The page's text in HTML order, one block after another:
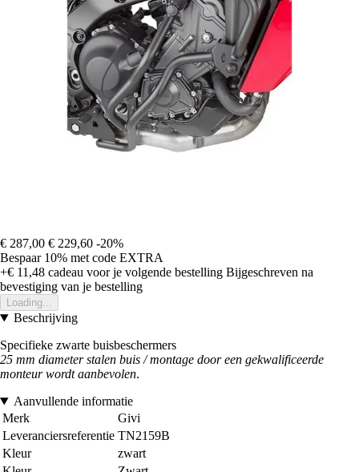
€ 287,00 € 229,60 -20%
Bespaar 10% met code EXTRA
+€ 11,48 cadeau voor je volgende bestelling Bijgeschreven na
bevestiging van je bestelling
Loading...
Beschrijving
Specifieke zwarte buisbeschermers
25 mm diameter stalen buis / montage door een gekwalificeerde
monteur wordt aanbevolen.
Aanvullende informatie
Merk
Givi
Leveranciersreferentie TN2159B
Kleur
zwart